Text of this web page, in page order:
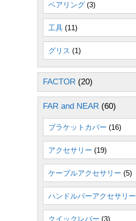
ベアリング (3)
工具 (11)
グリス (1)
FACTOR (20)
FAR and NEAR (60)
ブラケットカバー (16)
アクセサリー (19)
ケーブルアクセサリー (5)
ハンドルバーアクセサリー
クイックレバー (3)